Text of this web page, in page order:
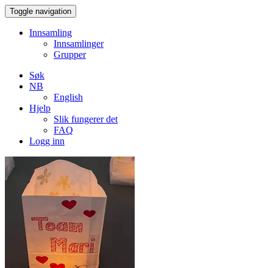
Toggle navigation
Innsamling
Innsamlinger
Grupper
Søk
NB
English
Hjelp
Slik fungerer det
FAQ
Logg inn